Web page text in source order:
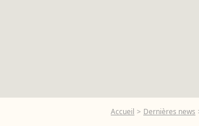
Accueil Dernières news